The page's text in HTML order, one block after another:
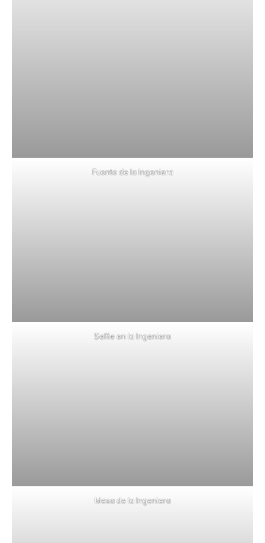
Fuente de la Ingeniera
Selfie en la Ingeniera
Mesa de la Ingeniera